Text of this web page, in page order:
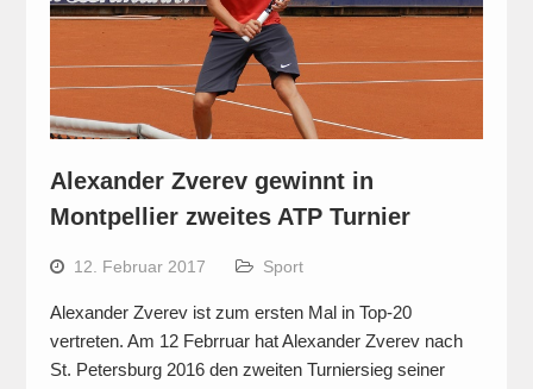
Alexander Zverev gewinnt in
Montpellier zweites ATP Turnier
12. Februar 2017 Sport
Alexander Zverev ist zum ersten Mal in Top-20
vertreten. Am 12 Febrruar hat Alexander Zverev nach
St. Petersburg 2016 den zweiten Turniersieg seiner